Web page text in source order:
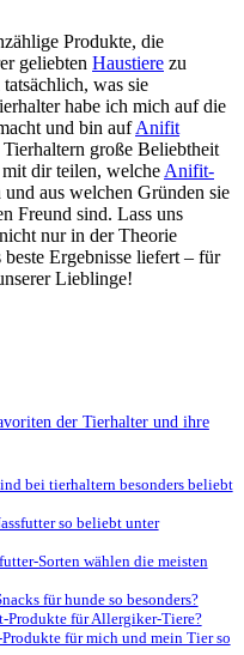
Produkte, die
geliebten Haustiere zu
was sie
habe ich mich auf⁣ die
⁢und bin aufAnifit
große Beliebtheit
dir teilen, ‍welche Anifit-
und aus ⁢welchen​ Gründen sie
Freund sind. Lass uns
nur in der Theorie
Ergebnisse‌ liefert – für
⁢Lieblinge!
der ⁣Tierhalter und ihre
bei tierhaltern besonders ‌beliebt
so beliebt unter
Sorten wählen die meisten
für hunde so besonders?
Produkte⁣ für Allergiker-Tiere?
für mich und mein Tier so